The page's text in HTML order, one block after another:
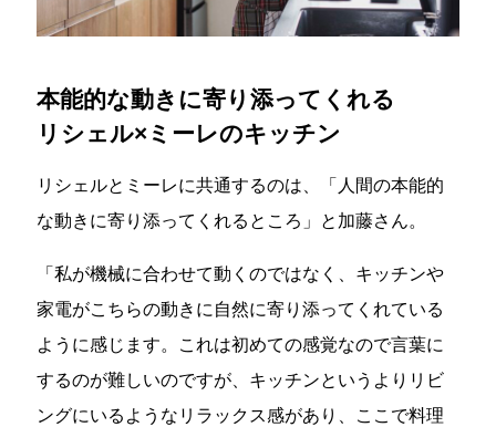
本能的な動きに寄り添ってくれる
リシェル×ミーレのキッチン
リシェルとミーレに共通するのは、「人間の本能的
な動きに寄り添ってくれるところ」と加藤さん。
「私が機械に合わせて動くのではなく、キッチンや
家電がこちらの動きに自然に寄り添ってくれている
ように感じます。これは初めての感覚なので言葉に
するのが難しいのですが、キッチンというよりリビ
ングにいるようなリラックス感があり、ここで料理